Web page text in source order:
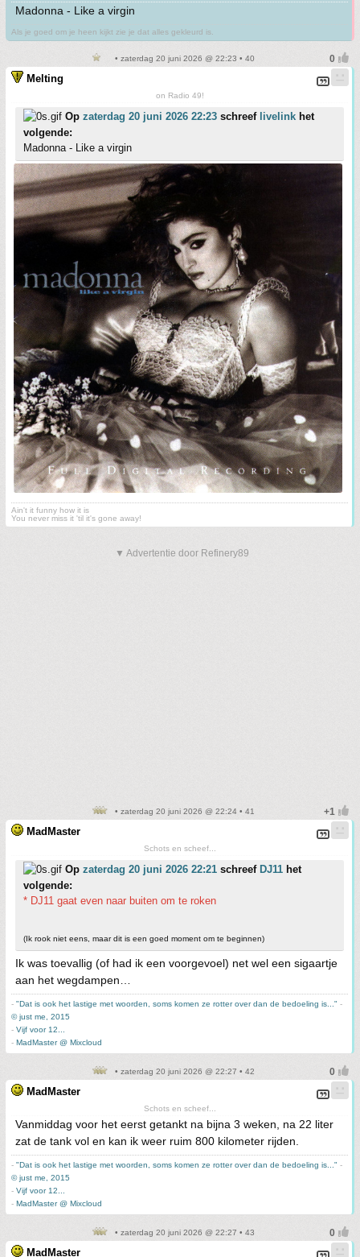
Madonna - Like a virgin
Als je goed om je heen kijkt zie je dat alles gekleurd is.
• zaterdag 20 juni 2026 @ 22:23 • 40
Melting
on Radio 49!
Op zaterdag 20 juni 2026 22:23 schreef livelink het
volgende:
Madonna - Like a virgin
Ain't it funny how it is
You never miss it 'til it's gone away!
▼ Advertentie door Refinery89
• zaterdag 20 juni 2026 @ 22:24 • 41
MadMaster
Schots en scheef...
Op zaterdag 20 juni 2026 22:21 schreef DJ11 het
volgende:
* DJ11 gaat even naar buiten om te roken
(Ik rook niet eens, maar dit is een goed moment om te beginnen)
Ik was toevallig (of had ik een voorgevoel) net wel een sigaartje
aan het wegdampen…
- "Dat is ook het lastige met woorden, soms komen ze rotter over dan de bedoeling is..." -
© just me, 2015
- Vijf voor 12...
- MadMaster @ Mixcloud
• zaterdag 20 juni 2026 @ 22:27 • 42
MadMaster
Schots en scheef...
Vanmiddag voor het eerst getankt na bijna 3 weken, na 22 liter
zat de tank vol en kan ik weer ruim 800 kilometer rijden.
- "Dat is ook het lastige met woorden, soms komen ze rotter over dan de bedoeling is..." -
© just me, 2015
- Vijf voor 12...
- MadMaster @ Mixcloud
• zaterdag 20 juni 2026 @ 22:27 • 43
MadMaster